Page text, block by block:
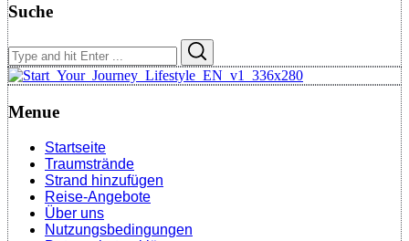
Suche
Search
for:
Menue
Startseite
Traumstrände
Strand hinzufügen
Reise-Angebote
Über uns
Nutzungsbedingungen